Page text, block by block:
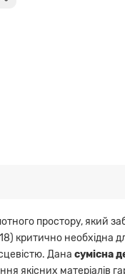
простору, який
критично
Дана сумісна
якісних матеріалів